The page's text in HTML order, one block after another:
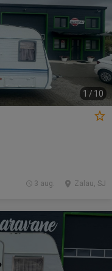
1 / 10
Zalau, SJ
3 aug.